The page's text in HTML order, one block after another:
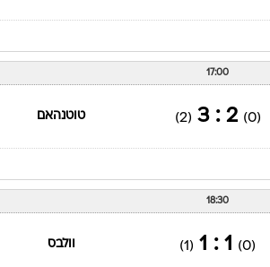
17:00
(0)
2 : 3
(2) טוטנהאם
18:30
(0)
1 : 1
(1) וולבס